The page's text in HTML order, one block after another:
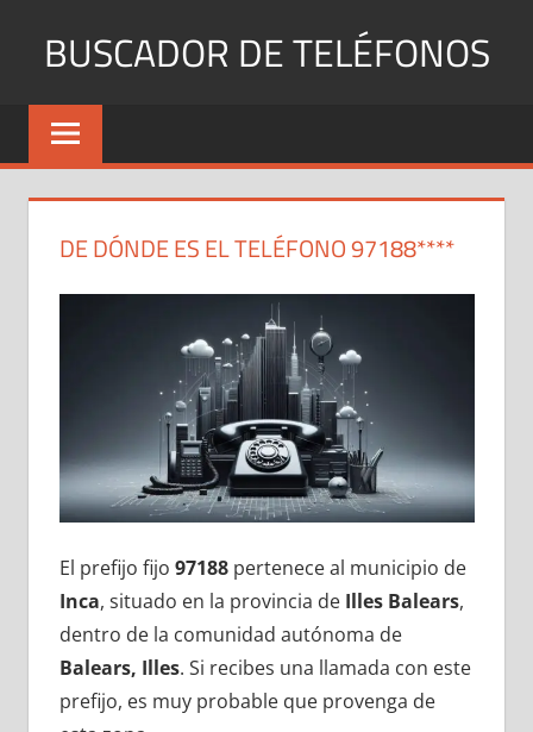
BUSCADOR DE TELÉFONOS
Identifica
Números
y
DE DÓNDE ES EL TELÉFONO 97188****
El prefijo fijo 97188pertenece al municipio dе
Inca, situado en la provincia dе Illes Balears,
dentro dе la comunidad autónoma dе
Balears, Illes. Si recibes una llamada сοn еstе
prefijo, es muy probable quе provenga dе